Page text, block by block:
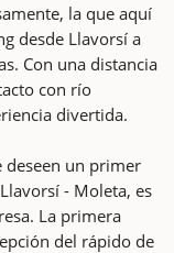
la que aquí
desde Llavorsí a
Con una distancia
con río
divertida.
deseen un primer
- Moleta, es
La primera
del rápido de